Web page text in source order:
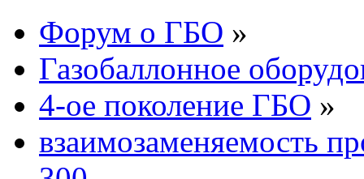
Форум о ГБО »
Газобаллонное
4-ое поколение ГБО »
взаимозаменяемость